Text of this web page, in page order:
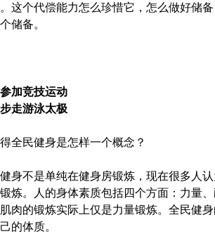
这个代偿能力怎么珍惜它，怎么做好储
储备。
加竞技运动
走游泳太极
民健身是怎样一个概念？
不是单纯在健身房锻炼，现在很多人认
炼。人的身体素质包括四个方面：力量
肉的锻炼实际上仅是力量锻炼。全民健
的体质。